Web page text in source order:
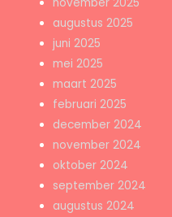
augustus 2025
juni 2025
mei 2025
maart 2025
februari 2025
december 2024
november 2024
oktober 2024
september 2024
augustus 2024